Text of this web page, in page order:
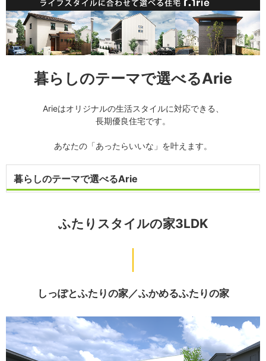
暮らしのテーマで選べるArie
Arieはオリジナルの生活スタイルに対応できる、
長期優良住宅です。
あなたの「あったらいいな」を叶えます。
暮らしのテーマで選べるArie
ふたりスタイルの家3LDK
しっぽとふたりの家／ふかめるふたりの家